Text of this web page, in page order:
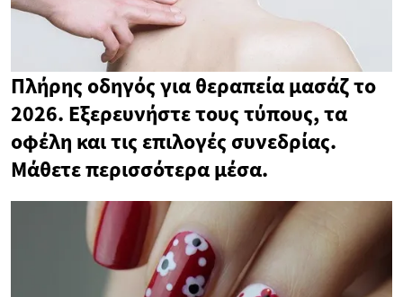
Πλήρης οδηγός για θεραπεία μασάζ το
2026. Εξερευνήστε τους τύπους, τα
οφέλη και τις επιλογές συνεδρίας.
Μάθετε περισσότερα μέσα.